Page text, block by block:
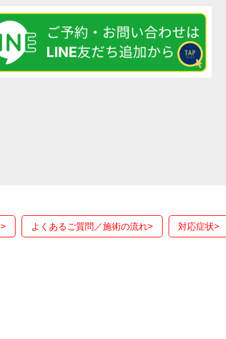
> よくあるご質問／施術の流れ> 対応症状>